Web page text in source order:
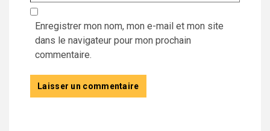
Enregistrer mon nom, mon e-mail et mon site
dans le navigateur pour mon prochain
commentaire.